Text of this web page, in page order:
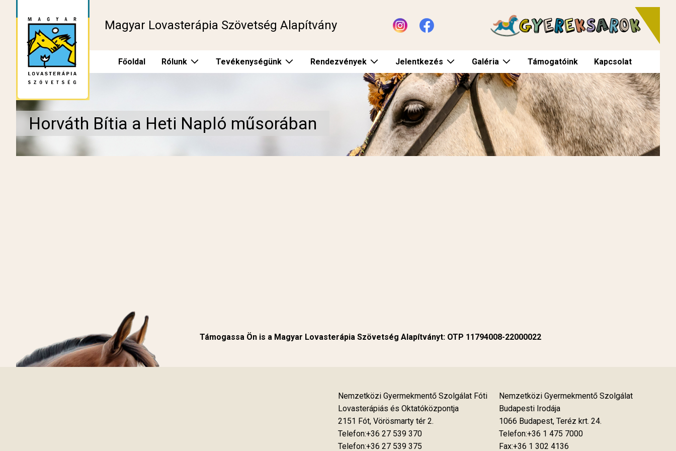
Magyar Lovasterápia Szövetség Alapítvány
Főoldal Rólunk Tevékenységünk Rendezvények Jelentkezés Galéria Támogatóink Kapcsolat
Horváth Bítia a Heti Napló műsorában
Támogassa Ön is a Magyar Lovasterápia Szövetség Alapítványt: OTP 11794008-22000022
Nemzetközi Gyermekmentő Szolgálat Fóti
Lovasterápiás és Oktatóközpontja
2151 Fót, Vörösmarty tér 2.
Telefon:+36 27 539 370
Telefon:+36 27 539 375
Nemzetközi Gyermekmentő Szolgálat
Budapesti Irodája
1066 Budapest, Teréz krt. 24.
Telefon:+36 1 475 7000
Fax:+36 1 302 4136